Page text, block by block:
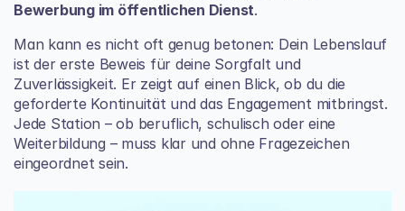
Bewerbung im öffentlichen Dienst.
Man kann es nicht oft genug betonen: Dein Lebenslauf
ist der erste Beweis für deine Sorgfalt und
Zuverlässigkeit. Er zeigt auf einen Blick, ob du die
geforderte Kontinuität und das Engagement mitbringst.
Jede Station – ob beruflich, schulisch oder eine
Weiterbildung – muss klar und ohne Fragezeichen
eingeordnet sein.